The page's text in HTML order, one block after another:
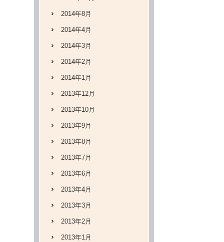
2014年8月
2014年4月
2014年3月
2014年2月
2014年1月
2013年12月
2013年10月
2013年9月
2013年8月
2013年7月
2013年6月
2013年4月
2013年3月
2013年2月
2013年1月